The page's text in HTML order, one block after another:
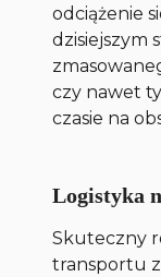
odciążenie
dzisiejszym
czy nawet
czasie na
Logistyka
Skuteczny
transportu